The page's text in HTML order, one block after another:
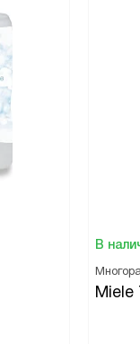
В
Miele